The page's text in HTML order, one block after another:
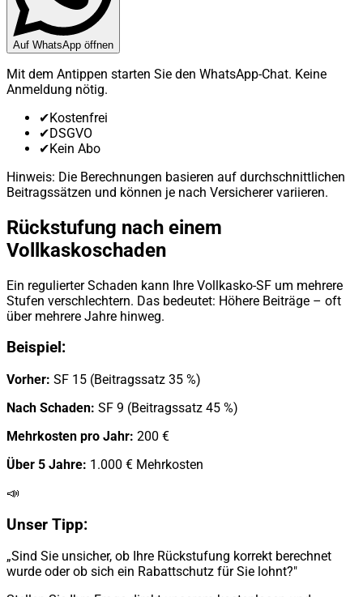
Auf WhatsApp öffnen
Mit dem Antippen starten Sie den WhatsApp-Chat. Keine
Anmeldung nötig.
✔Kostenfrei
✔DSGVO
✔Kein Abo
Hinweis: Die Berechnungen basieren auf durchschnittlichen
Beitragssätzen und können je nach Versicherer variieren.
Rückstufung nach einem
Vollkaskoschaden
Ein regulierter Schaden kann Ihre Vollkasko-SF um mehrere
Stufen verschlechtern. Das bedeutet: Höhere Beiträge – oft
über mehrere Jahre hinweg.
Beispiel:
Vorher: SF 15 (Beitragssatz 35 %)
Nach Schaden: SF 9 (Beitragssatz 45 %)
Mehrkosten pro Jahr: 200 €
Über 5 Jahre: 1.000 € Mehrkosten
📣
Unser Tipp:
„Sind Sie unsicher, ob Ihre Rückstufung korrekt berechnet
wurde oder ob sich ein Rabattschutz für Sie lohnt?"